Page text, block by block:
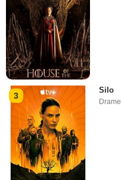
3
Silo
Drame